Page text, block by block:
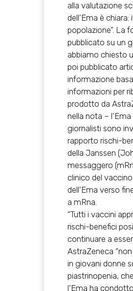
alla valutazione
dell’Ema è
popolazione”. La
pubblicato su un
abbiamo chiesto
poi pubblicato
informazione
informazioni per
prodotto da
nella nota –
giornalisti sono
rapporto rischi-
della Janssen
messaggero
clinico del vaccino
dell’Ema verso
a mRna.
“Tutti i vaccini
rischi-benefici
continuare a
AstraZeneca
in giovani donne
piastrinopenia,
l’Ema ha